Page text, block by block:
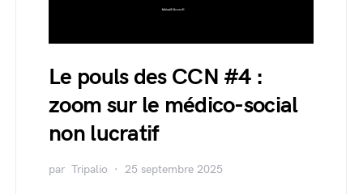
Le pouls des CCN #4 :
zoom sur le médico-social
non lucratif
par Tripalio 25 septembre 2025